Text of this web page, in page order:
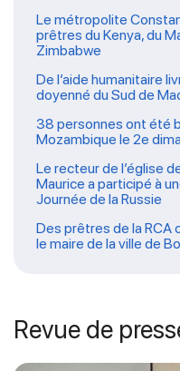
Le métropolite
prêtres du Kenya, du
Zimbabwe
De l’aide humanitaire
doyenné du Sud de
38 personnes ont été
Mozambique le 2e
Le recteur de l’église
Maurice a participé à
Journée de la Russie
Des prêtres de la
le maire de la ville de
Revue de